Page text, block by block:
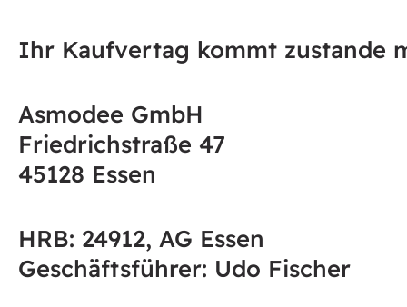
Ihr Kaufvertag kommt zustande
Asmodee GmbH
Friedrichstraße 47
45128 Essen
HRB: 24912, AG Essen
Geschäftsführer: Udo Fischer